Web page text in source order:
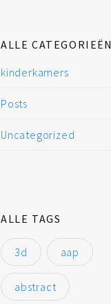
ALLE CATEGORIEËN
kinderkamers
Posts
Uncategorized
ALLE TAGS
3d aap
abstract